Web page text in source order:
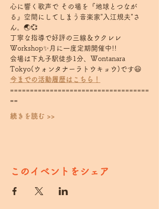
心に響く歌声で その場を『地球とつなが
る』空間にしてしまう音楽家"入江規夫"さ
ん。🌏💞
丁寧な指導で好評の三線＆ウクレレ
Workshop✨月に一度定期開催中!!
会場は下丸子駅徒歩1分、Wontanara
Tokyo(ウォンタナーラトウキョウ)です😃
今までの活動履歴はこちら！
===================================
==
続きを読む >>
このイベントをシェア